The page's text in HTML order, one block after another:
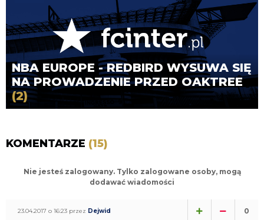
NBA EUROPE - REDBIRD WYSUWA SIĘ
NA PROWADZENIE PRZED OAKTREE
(2)
KOMENTARZE (15)
Nie jesteś zalogowany. Tylko zalogowane osoby, mogą
dodawać wiadomości
23.04.2017 o 16:23 przez Dejwid 0